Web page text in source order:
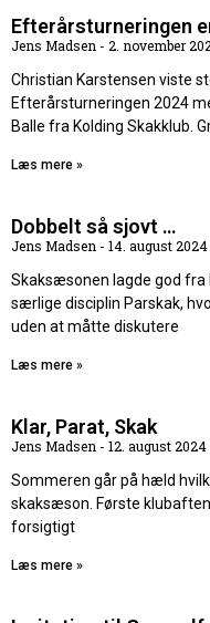
Efterårsturneringen
Jens Madsen
2. november
Christian Karstensen viste
Efterårsturneringen 2024
Balle fra Kolding Skakklub.
Læs mere »
Dobbelt så sjovt …
Jens Madsen
14. august 2024
Skaksæsonen lagde god
særlige disciplin Parskak,
uden at måtte diskutere
Læs mere »
Klar, Parat, Skak
Jens Madsen
12. august 2024
Sommeren går på hæld
skaksæson. Første
forsigtigt
Læs mere »